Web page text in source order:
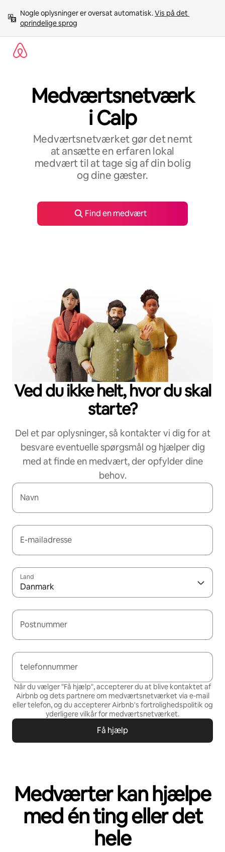
videre
indhold
Nogle oplysninger er oversat automatisk. Vis på det
oprindelige sprog
Medværtsnetværk
i Calp
Medværtsnetværket gør det nemt
at ansætte en erfaren lokal
medvært til at tage sig af din bolig
og dine gæster.
Find en medvært
Ved du ikke helt, hvor du skal
starte?
Del et par oplysninger, så kontakter vi dig for at
besvare eventuelle spørgsmål og hjælper dig
med at finde en medvært, der opfylder dine
behov.
Navn
E-mailadresse
Land
Danmark
Postnummer
telefonnummer
Når du vælger "Få hjælp", accepterer du at blive kontaktet af
Airbnb og dets partnere om medværtsnetværket via e-mail
eller telefon, og du accepterer Airbnb's fortrolighedspolitik og
yderligere vilkår for medværtsnetværket.
Få hjælp
Medværter kan hjælpe
med én ting eller det
hele